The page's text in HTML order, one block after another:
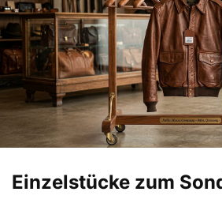
Einzelstücke zum